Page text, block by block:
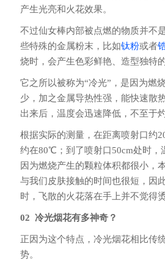
产生光亮和火花效果。
不过仙女棒内部被点燃的物质并不
些特殊的金属粉末，比如钛粉或者
烧时，会产生色彩鲜艳、造型独特
它之所以被称为“冷光”，是因为燃
少，加之金属导热性强，能快速散
出来后，温度会迅速降低，不至于灼
根据实际的测量，在距离喷射口约
约在80℃；到了喷射口50cm处时，
因为燃烧产生的颗粒体积都很小，
与我们皮肤接触的时间也很短，因
时，飞散的火花落在手上并不觉得烫
02 冷光烟花有多神奇？
正因为这个特点，冷光烟花相比传
势。